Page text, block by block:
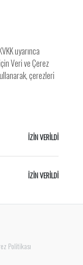
uyarınca
Veri ve Çerez
çerezleri
İZİN VERİLDİ
İZİN VERİLDİ
Politikası